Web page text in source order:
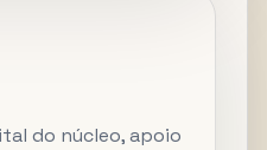
do núcleo, apoio